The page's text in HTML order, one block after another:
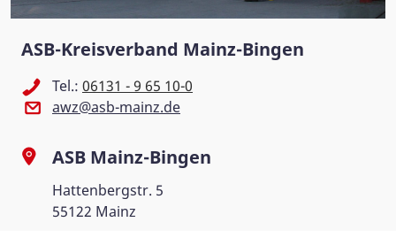
ASB-Kreisverband Mainz-Bingen
Tel.: 06131 - 9 65 10-0
awz@asb-mainz.de
ASB Mainz-Bingen
Hattenbergstr. 5
55122 Mainz